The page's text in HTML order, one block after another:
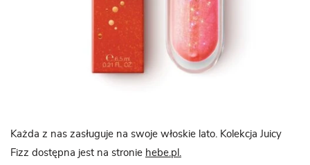
Każda z nas zasługuje na swoje włoskie lato. Kolekcja Juicy
Fizz dostępna jest na stronie hebe.pl